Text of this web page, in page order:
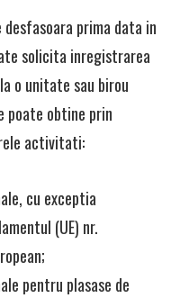
prima data in
solicita inregistrarea
la o unitate sau birou
poate obtine prin
activitati:
cu exceptia
(UE) nr.
pentru plasase de